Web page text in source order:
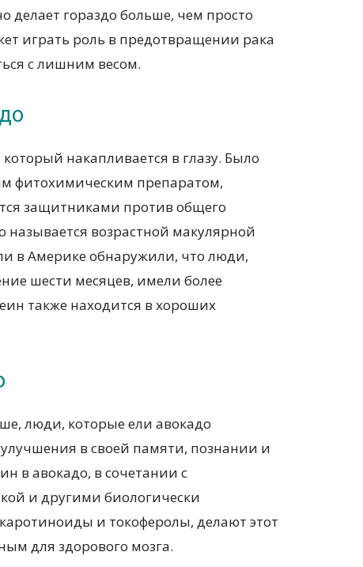
делает гораздо больше, чем просто
играть роль в предотвращении рака
с лишним весом.
накапливается в глазу. Было
фитохимическим препаратом,
защитниками против общего
называется возрастной макулярной
в Америке обнаружили, что люди,
шести месяцев, имели более
также находится в хороших
люди, которые ели авокадо
в своей памяти, познании и
в авокадо, в сочетании с
и другими биологически
и токоферолы, делают этот
для здорового мозга.